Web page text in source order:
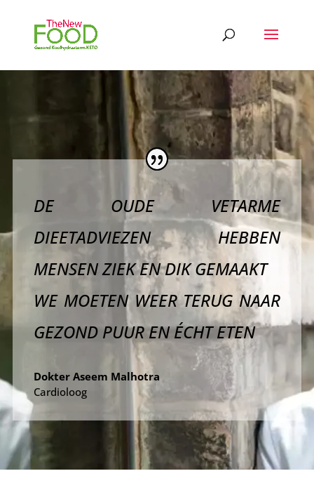
DE OUDE VETARME
DIEETADVIEZEN HEBBEN
MENSEN ZIEK EN DIK GEMAAKT
WE MOETEN WEER TERUG NAAR
GEZOND PUUR EN ÉCHT ETEN
Dokter Aseem Malhotra
Cardioloog